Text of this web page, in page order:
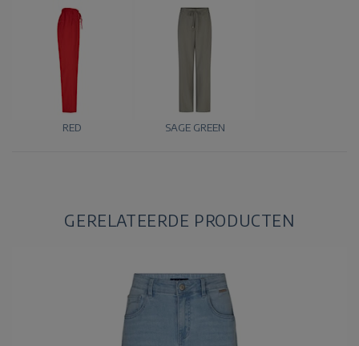
RED SAGE GREEN
GERELATEERDE PRODUCTEN